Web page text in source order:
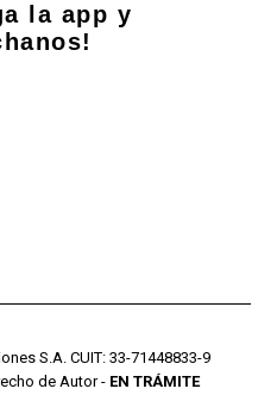
la app y
S.A. CUIT: 33-71448833-9
de Autor - EN TRÁMITE